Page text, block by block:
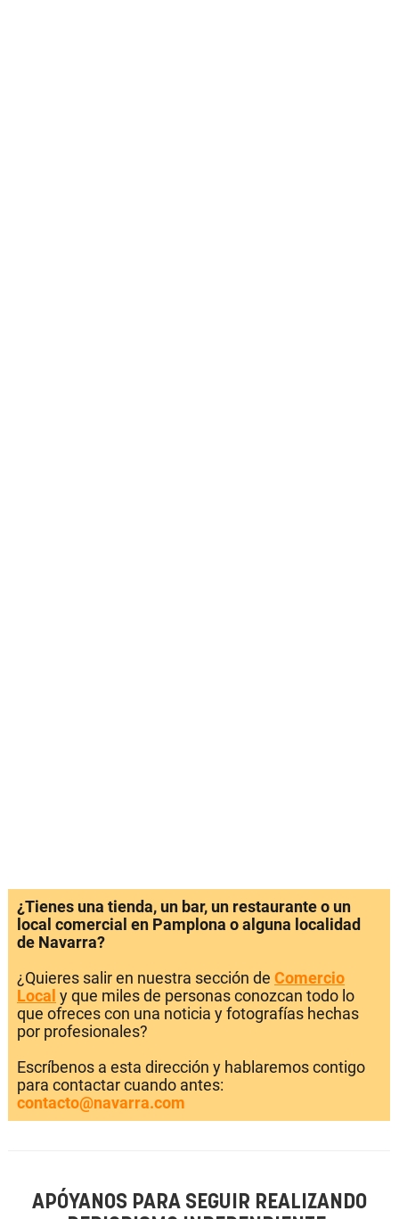
¿Tienes una tienda, un bar, un restaurante o un
local comercial en Pamplona o alguna localidad
de Navarra?
¿Quieres salir en nuestra sección de Comercio
Local y que miles de personas conozcan todo lo
que ofreces con una noticia y fotografías hechas
por profesionales?
Escríbenos a esta dirección y hablaremos contigo
para contactar cuando antes:
contacto@navarra.com
APÓYANOS PARA SEGUIR REALIZANDO